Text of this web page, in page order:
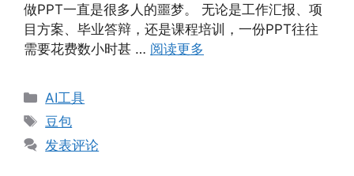
做PPT一直是很多人的噩梦。 无论是工作汇报、项
目方案、毕业答辩，还是课程培训，一份PPT往往
需要花费数小时甚 … 阅读更多
分
类
AI工具
标
签
豆包
发表评论